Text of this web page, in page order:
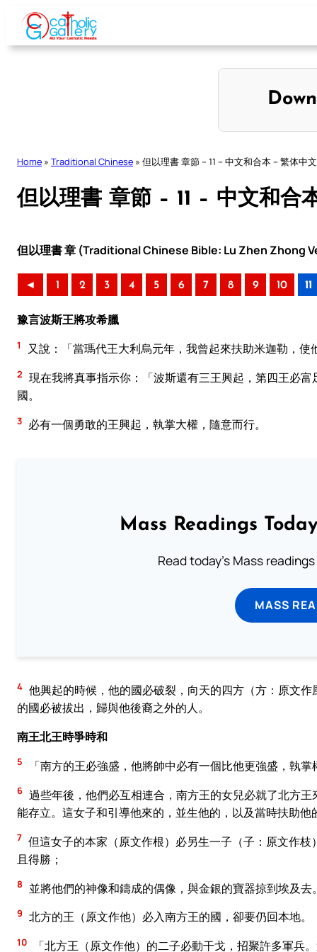
Skip
content
Home » Traditional Chinese » 但以理書 章節 – 11 – 中文和合本 – 繁体中文
但以理書 章節 – 11 – 中文和合
但以理書 章 (Traditional Chinese Bible: Lu Zhen Zhong
◄ 1 2 3 4 5 6 7 8 9 10 11
豫言波斯王將攻希臘
1 又說：「當瑪代王大利烏元年，我曾起來扶助米迦勒，使
2 現在我將真事指示你：「波斯還有三王興起，第四王必
國。
3 必有一個勇敢的王興起，執掌大權，隨意而行。
Mass Readings
Read today's Mass
MASS
4 他興起的時候，他的國必破裂，向天的四方（方：原文
的國必被拔出，歸與他後裔之外的人。
南王北王時爭時和
5 「南方的王必強盛，他將帥中必有一個比他更強盛，執
6 過些年後，他們必互相連合，南方王的女兒必就了北方
能存立。這女子和引導他來的，並生他的，以及當時扶助他
7 但這女子的本家（原文作根）必另生一子（子：原文作
且得勝；
8 並將他們的神像和鑄成的偶像，與金銀的寶器掠到埃及
9 北方的王（原文作他）必入南方王的國，卻要仍回本地。
10 「北方王（原文作他）的二子必動干戈，招聚許多軍